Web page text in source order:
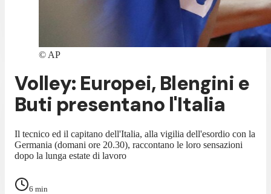
© AP
Volley: Europei, Blengini e
Buti presentano l'Italia
Il tecnico ed il capitano dell'Italia, alla vigilia dell'esordio con la
Germania (domani ore 20.30), raccontano le loro sensazioni
dopo la lunga estate di lavoro
6 min